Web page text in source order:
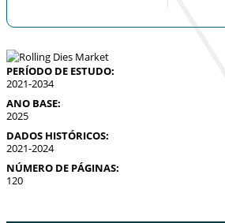
PERÍODO DE ESTUDO:
2021-2034
ANO BASE:
2025
DADOS HISTÓRICOS:
2021-2024
NÚMERO DE PÁGINAS:
120